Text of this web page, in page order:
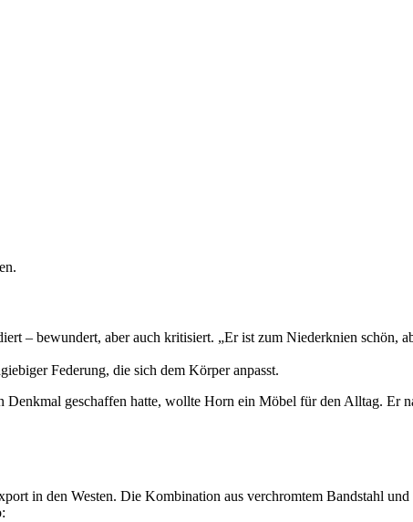
– bewundert, aber auch kritisiert. „Er ist zum Niederknien schön,
Federung, die sich dem Körper anpasst.
geschaffen hatte, wollte Horn ein Möbel für den Alltag. Er
in den Westen. Die Kombination aus verchromtem Bandstahl